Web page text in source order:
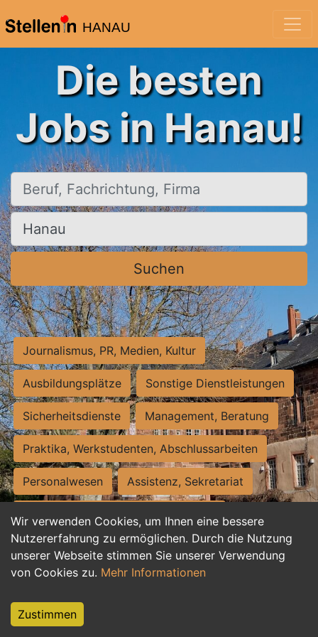
HANAU
Wir verwenden Cookies, um Ihnen eine bessere
Nutzererfahrung zu ermöglichen. Durch die Nutzung
unserer Webseite stimmen Sie unserer Verwendung
von Cookies zu. Mehr Informationen
Zustimmen
Die besten
Jobs in Hanau!
Beruf, Fachrichtung, Firma
Ort, Stadt
Suchen
Journalismus, PR, Medien, Kultur
Ausbildungsplätze Sonstige Dienstleistungen
Sicherheitsdienste Management, Beratung
Praktika, Werkstudenten, Abschlussarbeiten
Personalwesen Assistenz, Sekretariat
Hilfskräfte, Aushilfs- und Nebenjobs
Einkauf, Logistik, Materialwirtschaft
Weiterbildung, Studium, duale Ausbildung
Tourismus